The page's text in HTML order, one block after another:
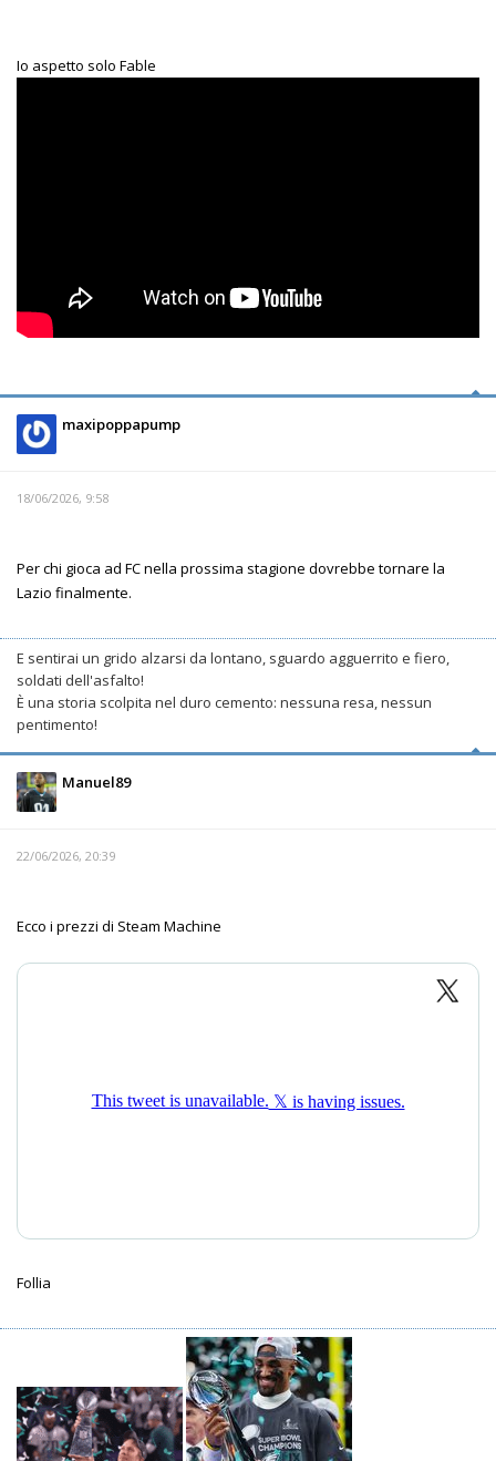
Io aspetto solo Fable
maxipoppapump
18/06/2026, 9:58
Per chi gioca ad FC nella prossima stagione dovrebbe tornare la
Lazio finalmente.
E sentirai un grido alzarsi da lontano, sguardo agguerrito e fiero,
soldati dell'asfalto!
È una storia scolpita nel duro cemento: nessuna resa, nessun
pentimento!
Manuel89
22/06/2026, 20:39
Ecco i prezzi di Steam Machine
Follia